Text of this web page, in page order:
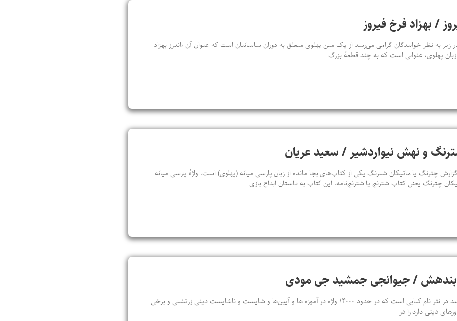
/ بهزاد فرخ فیروز
به نظر خوانندگان گرامی می‌رسد از یک متن پهلوی متعلق به دوران ساسانیان است که عنوان آن «اندرز بهزاد
زبان پهلوی، عنوانی است که به چند قطعۀ بزرگ
و نهش نیواردشیر / سعید عریان
چترنگ یا ماتیکان شترنگ یکی از کتاب‌های بجا مانده از زبان پارسی میانه (پهلوی) است. واژۀ پارسی میانه
چترنگ یعنی کتاب شترنج یا شترنج‌نامه. این کتاب به داستان ابداع بازی
بندهش / جیوانجی جمشید جی مودی
نَسک شناسی سد در نثر یا صد در نثر نام کتابی است که در حدود ۱۴۰۰۰ واژه در آموزه‌ ها و آیین‌ها و شایست و ناشایست دینی زرتشتی و برخی
دینی دارد را در